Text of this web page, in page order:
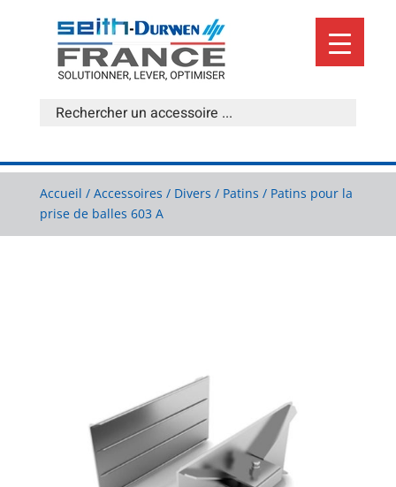
Accueil / Accessoires / Divers / Patins / Patins pour la
prise de balles 603 A